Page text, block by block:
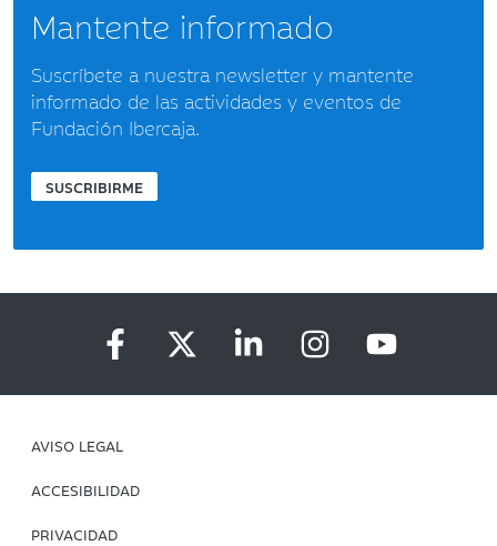
Mantente informado
Suscríbete a nuestra newsletter y mantente
informado de las actividades y eventos de
Fundación Ibercaja.
SUSCRIBIRME
AVISO LEGAL
ACCESIBILIDAD
PRIVACIDAD